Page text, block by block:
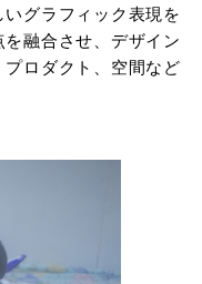
グラフィック表現を
融合させ、デザイン
ロダクト、空間など